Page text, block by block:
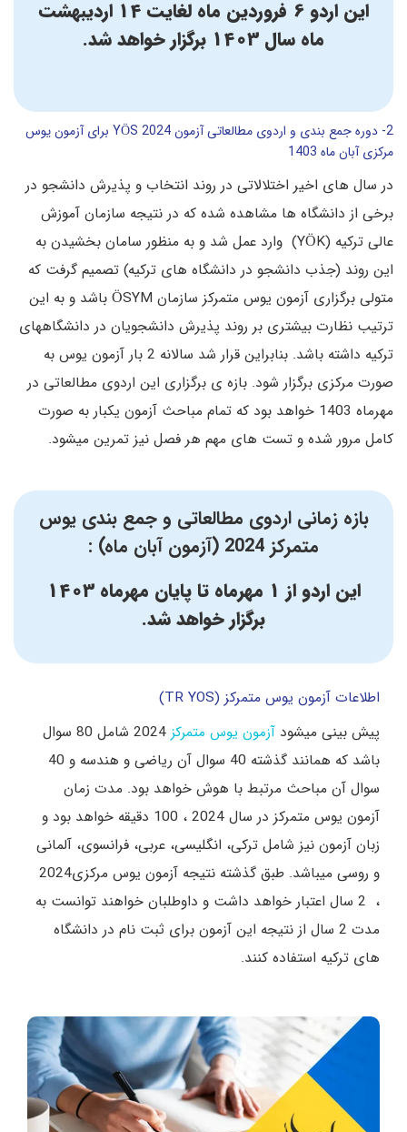
این اردو 6 فروردین ماه لغایت 14 اردیبهشت
ماه سال 1403 برگزار خواهد شد.
2- دوره جمع بندی و اردوی مطالعاتی آزمون YÖS 2024 برای آزمون یوس
مرکزی آبان ماه 1403
در سال های اخیر اختلالاتی در روند انتخاب و پذیرش دانشجو در
برخی از دانشگاه ها مشاهده شده که در نتیجه سازمان آموزش
عالی ترکیه (YÖK) وارد عمل شد و به منظور سامان بخشیدن به
این روند (جذب دانشجو در دانشگاه های ترکیه) تصمیم گرفت که
متولی برگزاری آزمون یوس متمرکز سازمان ÖSYM باشد و به این
ترتیب نظارت بیشتری بر روند پذیرش دانشجویان در دانشگاههای
ترکیه داشته باشد. بنابراین قرار شد سالانه 2 بار آزمون یوس به
صورت مرکزی برگزار شود. بازه ی برگزاری این اردوی مطالعاتی در
مهرماه 1403 خواهد بود که تمام مباحث آزمون یکبار به صورت
کامل مرور شده و تست های مهم هر فصل نیز تمرین میشود.
بازه زمانی اردوی مطالعاتی و جمع بندی یوس
متمرکز 2024 (آزمون آبان ماه) :
این اردو از 1 مهرماه تا پایان مهرماه 1403
برگزار خواهد شد.
اطلاعات آزمون یوس متمرکز (TR YOS)
پیش بینی میشود آزمون یوس متمرکز
2024 شامل 80 سوال
باشد که همانند گذشته 40 سوال آن ریاضی و هندسه و 40
سوال آن مباحث مرتبط با هوش خواهد بود. مدت زمان
آزمون یوس متمرکز در سال 2024 ، 100 دقیقه خواهد بود و
زبان آزمون نیز شامل ترکی، انگلیسی، عربی، فرانسوی، آلمانی
و روسی میباشد. طبق گذشته نتیجه آزمون یوس مرکزی2024
، 2 سال اعتبار خواهد داشت و داوطلبان خواهند توانست به
مدت 2 سال از نتیجه این آزمون برای ثبت نام در دانشگاه
های ترکیه استفاده کنند.